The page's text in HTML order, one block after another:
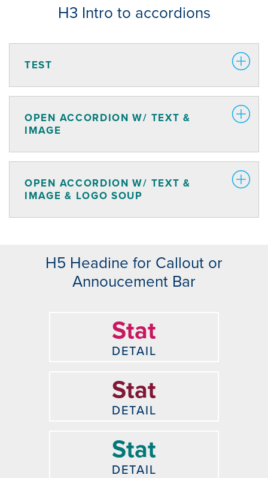
H3 Intro to accordions
TEST
OPEN ACCORDION W/ TEXT &
IMAGE
OPEN ACCORDION W/ TEXT &
IMAGE & LOGO SOUP
H5 Headine for Callout or
Annoucement Bar
Stat
DETAIL
Stat
DETAIL
Stat
DETAIL